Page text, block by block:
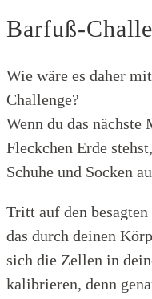
Barfuß-
Wie wäre es daher
Challenge?
Wenn du das nächste
Fleckchen Erde
Schuhe und Socken
Tritt auf den
das durch deinen
sich die Zellen in
kalibrieren, denn